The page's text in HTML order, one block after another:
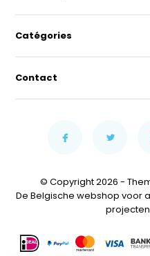
Catégories
Contact
© Copyright 2026 -
De Belgische webshop voor